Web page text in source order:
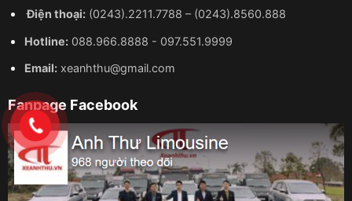
Điện thoại: (0243).2211.7788 – (0243).8560.888
Hotline: 088.966.8888 - 097.551.9999
Email:xeanhthu@gmail.com
Fanpage Facebook